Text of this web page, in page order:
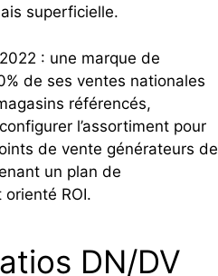
superficielle.
: une marque de
de ses ventes nationales
référencés,
l’assortiment pour
de vente générateurs de
un plan de
ROI.
DN/DV